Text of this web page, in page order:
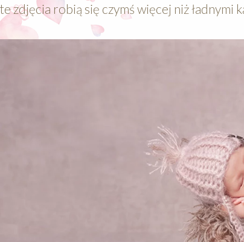
te zdjęcia robią się czymś więcej niż ładnymi